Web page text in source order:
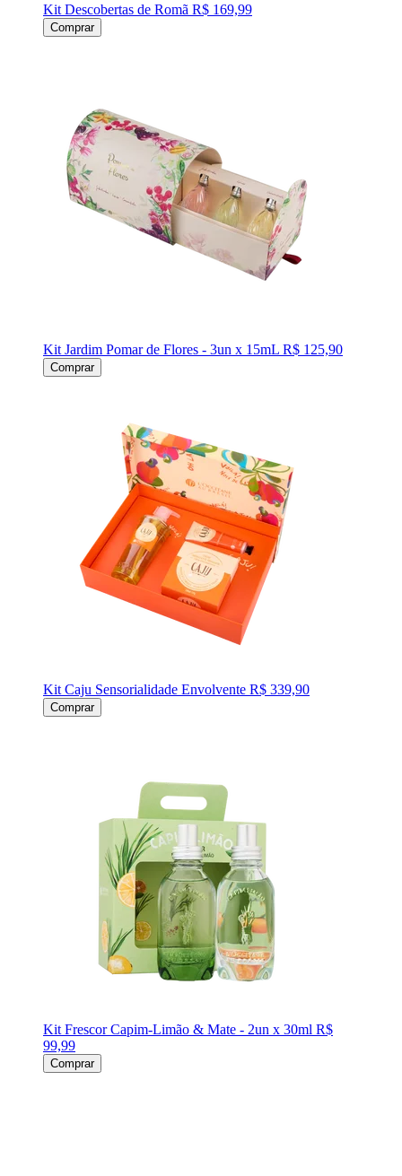
Kit Descobertas de Romã R$ 169,99
Comprar
Kit Jardim Pomar de Flores - 3un x 15mL R$ 125,90
Comprar
Kit Caju Sensorialidade Envolvente R$ 339,90
Comprar
Kit Frescor Capim-Limão & Mate - 2un x 30ml R$
99,99
Comprar